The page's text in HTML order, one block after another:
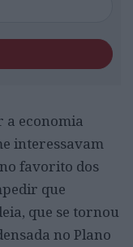
a economia
interessavam
favorito dos
que
que se tornou
no Plano